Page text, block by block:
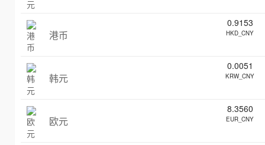
港币
0.9153
HKD_CNY
韩元
0.0051
KRW_CNY
欧元
8.3560
EUR_CNY